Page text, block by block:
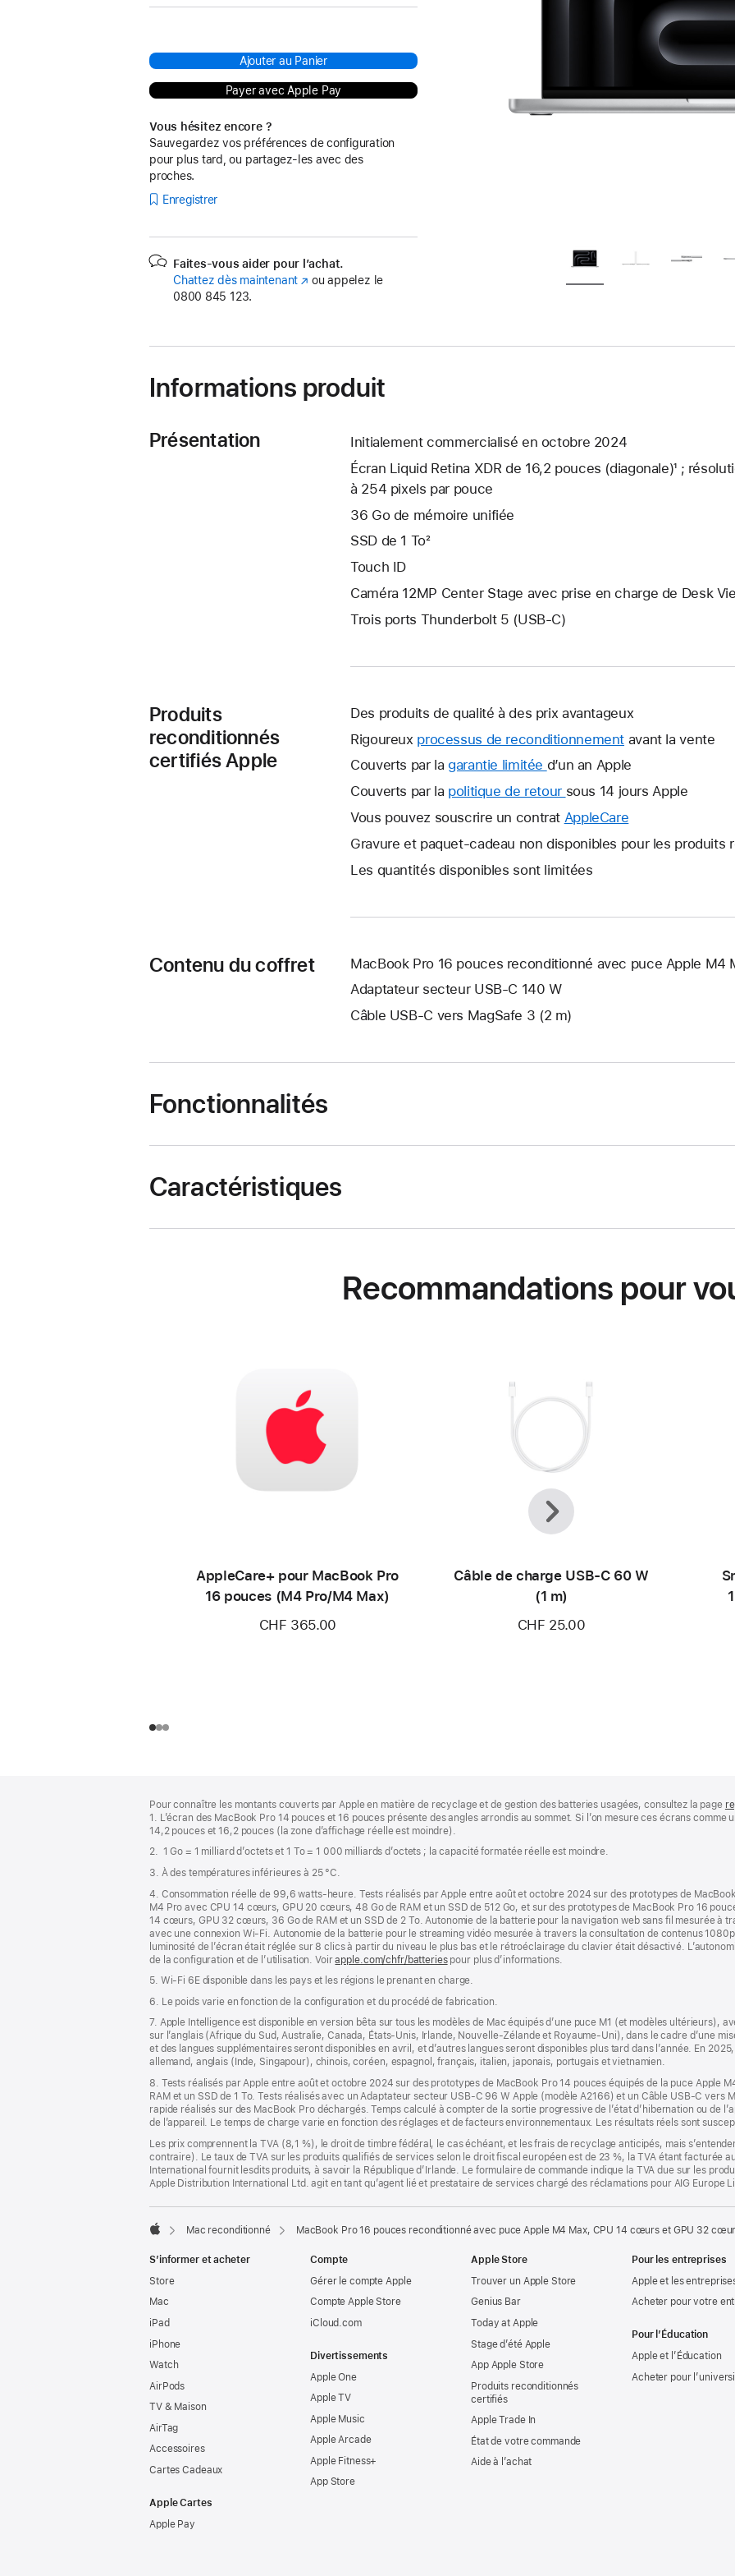
Ajouter au Panier
Payer avec Apple Pay
Vous hésitez encore ?
Sauvegardez vos préférences de configuration
pour plus tard, ou partagez-les avec des
proches.
Enregistrer
Faites-vous aider pour l’achat.
Chattez dès maintenant (s’ouvre
fenêtre)
ou appelez le
0800 845 123.
Informations produit
Présentation
Initialement commercialisé en octobre 2024
Écran Liquid Retina XDR de 16,2 pouces (diagonale)¹ ;
à 254 pixels par pouce
36 Go de mémoire unifiée
SSD de 1 To²
Touch ID
Caméra 12MP Center Stage avec prise en charge de Desk
Trois ports Thunderbolt 5 (USB‑C)
Produits
reconditionnés
certifiés Apple
Des produits de qualité à des prix avantageux
Rigoureux processus de reconditionnement avant la vente
Couverts par la garantie limitée Une
nouvelle
s’ouvre.
d’un an Apple
Couverts par la politique de retour Une
nouvelle
s’ouvre.
sous 14 jours Apple
Vous pouvez souscrire un contrat AppleCare
nouvelle
Gravure et paquet-cadeau non disponibles pour les produits
Les quantités disponibles sont limitées
Contenu du coffret
MacBook Pro 16 pouces reconditionné avec puce Apple M4
Adaptateur secteur USB-C 140 W
Câble USB-C vers MagSafe 3 (2 m)
Fonctionnalités
Caractéristiques
Recommandations pour
AppleCare+ pour MacBook Pro
16 pouces (M4 Pro/M4 Max)
CHF 365.00
Câble de charge USB‑C 60 W
(1 m)
CHF 25.00
Précédent
Suivant
de
page
de
bas
de
page
Pour connaître les montants couverts par Apple en matière de recyclage et de gestion des batteries usagées, consultez la page
1. L’écran des MacBook Pro 14 pouces et 16 pouces présente des angles arrondis au sommet. Si l’on mesure ces écrans
14,2 pouces et 16,2 pouces (la zone d’affichage réelle est moindre).
2. 1 Go = 1 milliard d’octets et 1 To = 1 000 milliards d’octets ; la capacité formatée réelle est moindre.
3. À des températures inférieures à 25 °C.
4. Consommation réelle de 99,6 watts‑heure. Tests réalisés par Apple entre août et octobre 2024 sur des prototypes de
M4 Pro avec CPU 14 cœurs, GPU 20 cœurs, 48 Go de RAM et un SSD de 512 Go, et sur des prototypes de MacBook Pro 16
14 cœurs, GPU 32 cœurs, 36 Go de RAM et un SSD de 2 To. Autonomie de la batterie pour la navigation web sans fil mesurée à
avec une connexion Wi-Fi. Autonomie de la batterie pour le streaming vidéo mesurée à travers la consultation de contenus
luminosité de l’écran était réglée sur 8 clics à partir du niveau le plus bas et le rétroéclairage du clavier était désactivé.
de la configuration et de l’utilisation. Voirapple.com/chfr/batteriespour plus d’informations.
5. Wi-Fi 6E disponible dans les pays et les régions le prenant en charge.
6. Le poids varie en fonction de la configuration et du procédé de fabrication.
7. Apple Intelligence est disponible en version bêta sur tous les modèles de Mac équipés d’une puce M1 (et modèles ultérieurs),
sur l’anglais (Afrique du Sud, Australie, Canada, États-Unis, Irlande, Nouvelle-Zélande et Royaume-Uni), dans le cadre d’une
et des langues supplémentaires seront disponibles en avril, et d’autres langues seront disponibles plus tard dans l’année. En
allemand, anglais (Inde, Singapour), chinois, coréen, espagnol, français, italien, japonais, portugais et vietnamien.
8. Tests réalisés par Apple entre août et octobre 2024 sur des prototypes de MacBook Pro 14 pouces équipés de la puce Apple
RAM et un SSD de 1 To. Tests réalisés avec un Adaptateur secteur USB-C 96 W Apple (modèle A2166) et un Câble USB-C vers
rapide réalisés sur des MacBook Pro déchargés. Temps calculé à compter de la sortie progressive de l’état d’hibernation ou de
de l’appareil. Le temps de charge varie en fonction des réglages et de facteurs environnementaux. Les résultats réels sont
Les prix comprennent la TVA (8,1 %), le droit de timbre fédéral, le cas échéant, et les frais de recyclage anticipés, mais
contraire). Le taux de TVA sur les produits qualifiés de services selon le droit fiscal européen est de 23 %, la TVA étant facturée
International fournit lesdits produits, à savoir la République d’Irlande. Le formulaire de commande indique la TVA due sur les
Apple Distribution International Ltd. agit en tant qu’agent lié et prestataire de services chargé des réclamations pour AIG Europe
Mac reconditionné MacBook Pro 16 pouces reconditionné avec puce Apple M4 Max, CPU 14 cœurs et GPU 32
S’informer et acheter
Store
Mac
iPad
iPhone
Watch
AirPods
TV & Maison
AirTag
Accessoires
Cartes Cadeaux
Apple Cartes
Apple Pay
Compte
Gérer le compte Apple
Compte Apple Store
iCloud.com
Divertissements
Apple One
Apple TV
Apple Music
Apple Arcade
Apple Fitness+
App Store
Apple Store
Trouver un Apple Store
Genius Bar
Today at Apple
Stage d’été Apple
App Apple Store
Produits reconditionnés
certifiés
Apple Trade In
État de votre commande
Aide à l’achat
Pour les entreprises
Apple et les
Acheter pour votre
Pour l’Éducation
Apple et l’Éducation
Acheter pour